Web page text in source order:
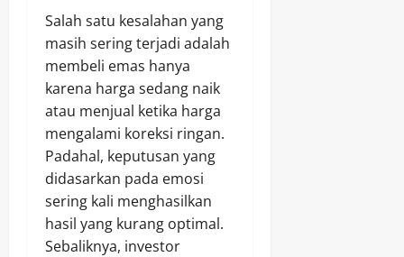
Salah satu kesalahan yang
masih sering terjadi adalah
membeli emas hanya
karena harga sedang naik
atau menjual ketika harga
mengalami koreksi ringan.
Padahal, keputusan yang
didasarkan pada emosi
sering kali menghasilkan
hasil yang kurang optimal.
Sebaliknya, investor